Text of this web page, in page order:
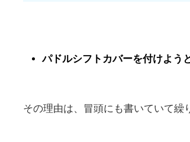
パドルシフトカバーを付けよう
その理由は、冒頭にも書いていて繰